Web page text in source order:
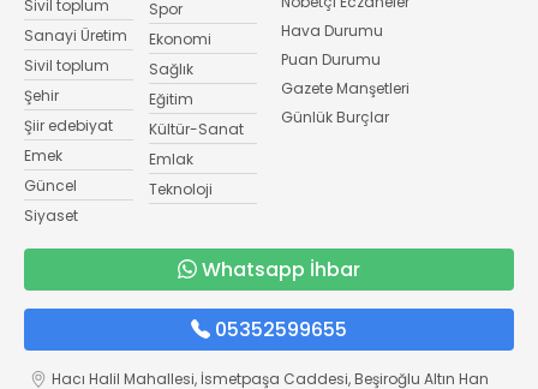
Sivil toplum
Sanayi Üretim
Sivil toplum
Şehir
Şiir edebiyat
Emek
Güncel
Siyaset
Spor
Ekonomi
Sağlık
Eğitim
Kültür-Sanat
Emlak
Teknoloji
Hava Durumu
Puan Durumu
Gazete Manşetleri
Günlük Burçlar
Whatsapp İhbar
05352599655
Hacı Halil Mahallesi, İsmetpaşa Caddesi, Beşiroğlu Altın Han